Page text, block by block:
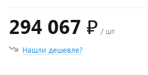
294 067 ₽ / шт
Нашли дешевле?